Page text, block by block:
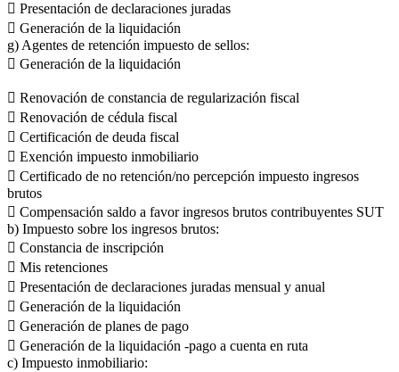
 Presentación de declaraciones juradas
 Generación de la liquidación
g) Agentes de retención impuesto de sellos:
 Generación de la liquidación
 Renovación de constancia de regularización fiscal
 Renovación de cédula fiscal
 Certificación de deuda fiscal
 Exención impuesto inmobiliario
 Certificado de no retención/no percepción impuesto ingresos
brutos
 Compensación saldo a favor ingresos brutos contribuyentes SUT
b) Impuesto sobre los ingresos brutos:
 Constancia de inscripción
 Mis retenciones
 Presentación de declaraciones juradas mensual y anual
 Generación de la liquidación
 Generación de planes de pago
 Generación de la liquidación -pago a cuenta en ruta
c) Impuesto inmobiliario: